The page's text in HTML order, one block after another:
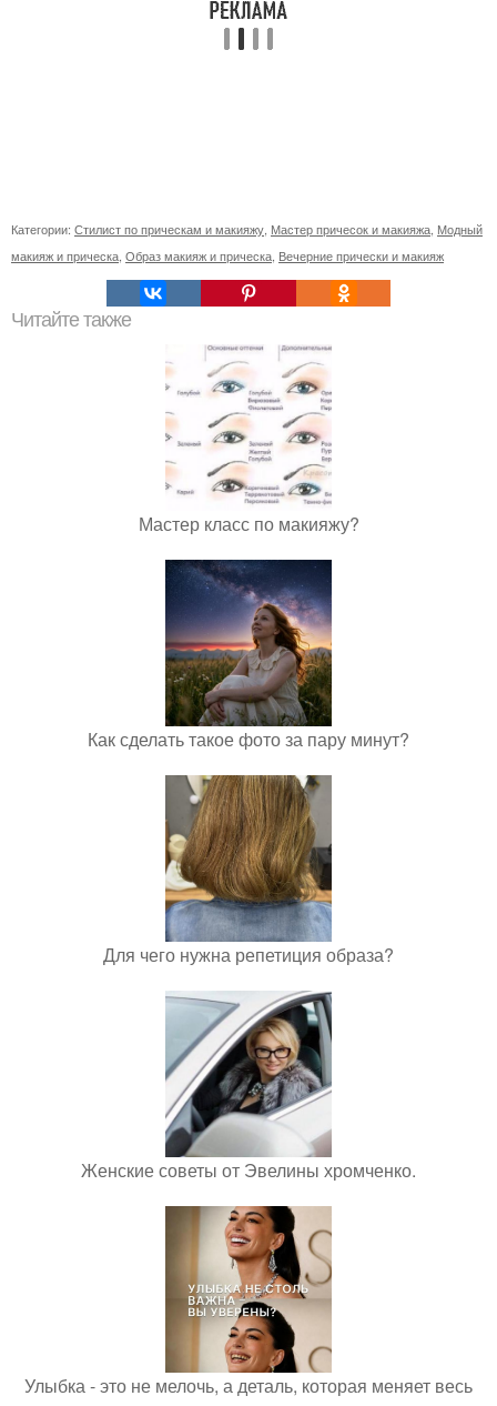
Категории: Стилист по прическам и макияжу Мастер причесок и макияжа Модный
макияж и прическа Образ макияж и прическа Вечерние прически и макияж
Читайте также
Мастер класс по макияжу?
Как сделать такое фото за пару минут?
Для чего нужна репетиция образа?
Женские советы от Эвелины хромченко.
Улыбка - это не мелочь, а деталь, которая меняет весь